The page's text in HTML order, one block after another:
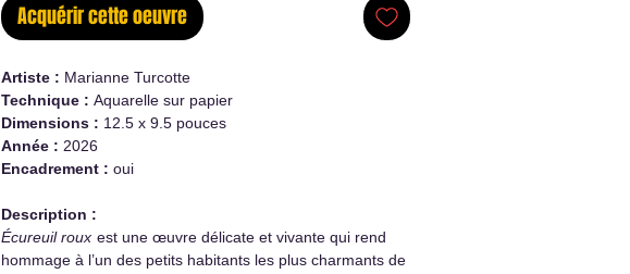
Acquérir cette oeuvre
Artiste : Marianne Turcotte
Technique : Aquarelle sur papier
Dimensions : 12.5 x 9.5 pouces
Année : 2026
Encadrement : oui
Description :
Écureuil roux est une œuvre délicate et vivante qui rend
hommage à l’un des petits habitants les plus charmants de